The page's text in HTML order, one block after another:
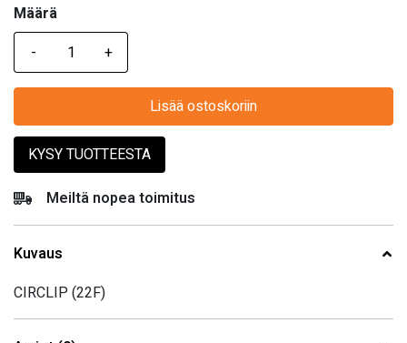
oli:
0,60 €.0,30 €.
Määrä
Määrä
Lisää ostoskoriin
KYSY TUOTTEESTA
Meiltä nopea toimitus
Kuvaus
CIRCLIP (22F)